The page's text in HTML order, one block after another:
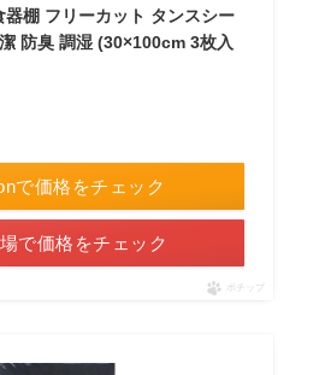
器棚 フリーカット タンスシー
防臭 調湿 (30×100cm 3枚入
で価格をチェック
で価格をチェック
ポチップ